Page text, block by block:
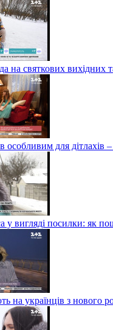
на святкових вихідних
для дітлахів –
у вигляді посилки: як
на українців з нового